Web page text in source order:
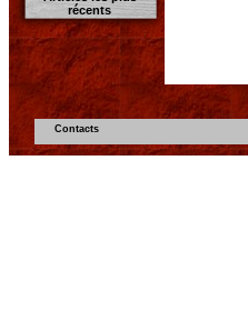
récents
Contacts